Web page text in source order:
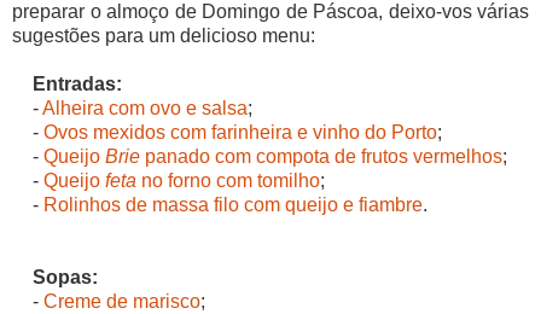
preparar o almoço de Domingo de Páscoa, deixo-vos várias
sugestões para um delicioso menu:
Entradas:
-Alheira com ovo e salsa;
- Ovos mexidos com farinheira e vinho do Porto;
- Queijo Brie panado com compota de frutos vermelhos;
- Queijo feta no forno com tomilho;
- Rolinhos de massa filo com queijo e fiambre.
Sopas:
- Creme de marisco;